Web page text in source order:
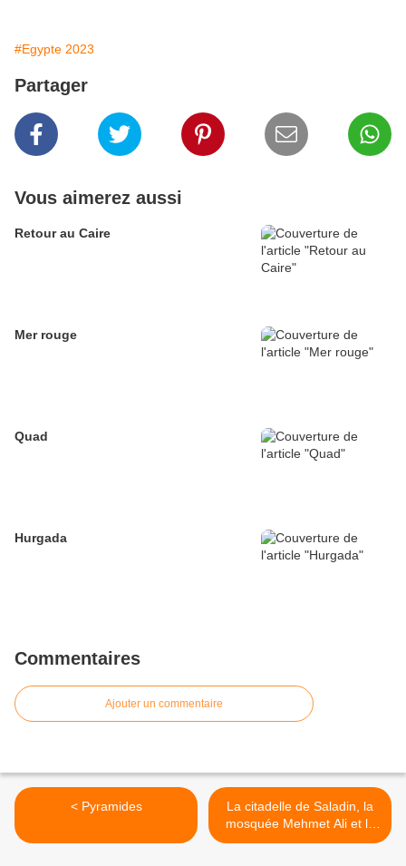
#Egypte 2023
Partager
Vous aimerez aussi
Retour au Caire
Mer rouge
Quad
Hurgada
Commentaires
Ajouter un commentaire
< Pyramides
La citadelle de Saladin, la
mosquée Mehmet Ali et le
quartier Kopte. >